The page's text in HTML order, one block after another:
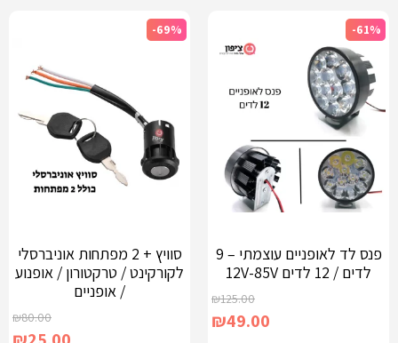
-61%
פנס לד לאופניים עוצמתי – 9
לדים / 12 לדים 12V-85V
₪125.00
₪49.00
-69%
סוויץ + 2 מפתחות אוניברסלי
לקורקינט / טרקטורון / אופנוע
/ אופניים
₪80.00